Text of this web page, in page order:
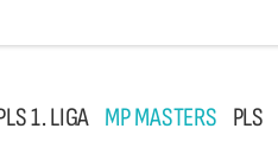
1. LIGA MP MASTERS PLS